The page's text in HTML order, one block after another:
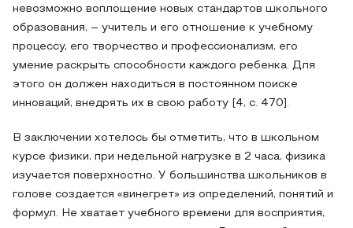
невозможно воплощение новых стандартов школьного
образования, – учитель и его отношение к учебному
процессу, его творчество и профессионализм, его
умение раскрыть способности каждого ребенка. Для
этого он должен находиться в постоянном поиске
инноваций, внедрять их в свою работу [4, с. 470].
В заключении хотелось бы отметить, что в школьном
курсе физики, при недельной нагрузке в 2 часа, физика
изучается поверхностно. У большинства школьников в
голове создается «винегрет» из определений, понятий и
формул. Не хватает учебного времени для восприятия,